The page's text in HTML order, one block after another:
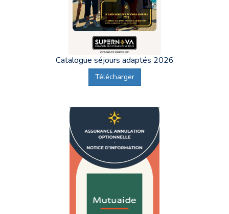
Catalogue séjours adaptés 2026
Télécharger